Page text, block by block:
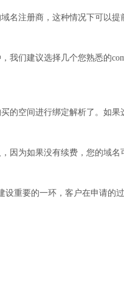
注册商，这种情况下可以提
们建议选择几个您熟悉的
空间进行绑定解析了。如果
为如果没有续费，您的域名
重要的一环，客户在申请的